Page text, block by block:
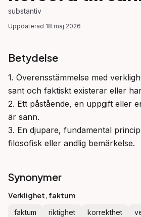
substantiv
Uppdaterad 18 maj 2026
Betydelse
1. Överensstämmelse med
sant och faktiskt existerar eller
2. Ett påstående, en uppgift eller
är sann.
3. En djupare, fundamental
filosofisk eller andlig bemärkelse.
Synonymer
Verklighet, faktum
faktum riktighet korrekthet